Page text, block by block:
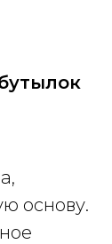
основу.